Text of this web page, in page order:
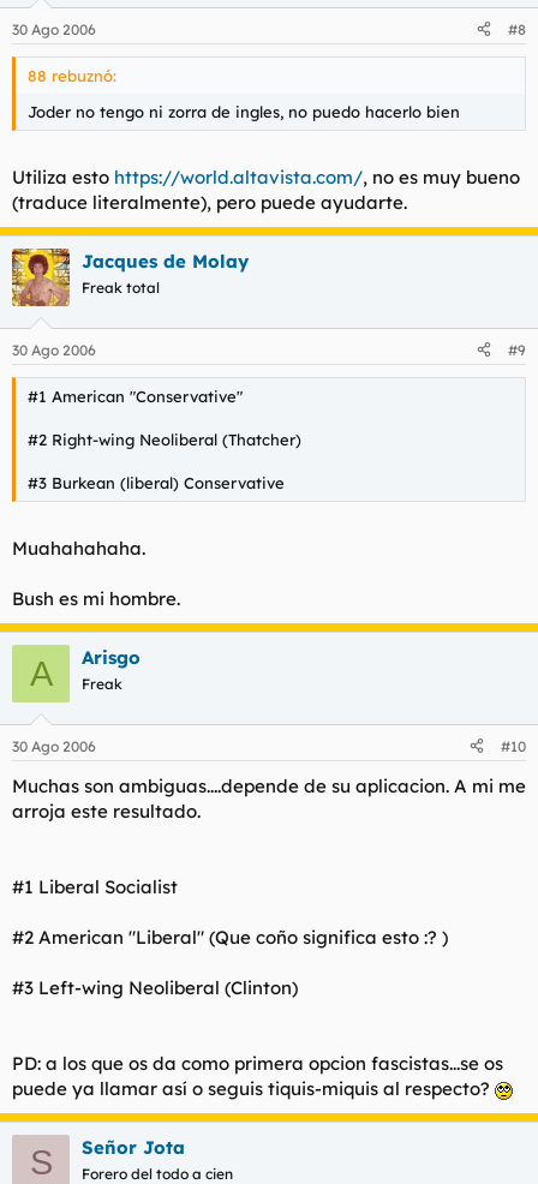
30 Ago 2006 #8
88 rebuznó:
Joder no tengo ni zorra de ingles, no puedo hacerlo bien
Utiliza esto https://world.altavista.com/, no es muy bueno
(traduce literalmente), pero puede ayudarte.
Jacques de Molay
Freak total
30 Ago 2006 #9
#1 American "Conservative"
#2 Right-wing Neoliberal (Thatcher)
#3 Burkean (liberal) Conservative
Muahahahaha.
Bush es mi hombre.
A Arisgo
Freak
30 Ago 2006 #10
Muchas son ambiguas....depende de su aplicacion. A mi me
arroja este resultado.
#1 Liberal Socialist
#2 American "Liberal" (Que coño significa esto :? )
#3 Left-wing Neoliberal (Clinton)
PD: a los que os da como primera opcion fascistas...se os
puede ya llamar así o seguis tiquis-miquis al respecto?
S Señor Jota
Forero del todo a cien